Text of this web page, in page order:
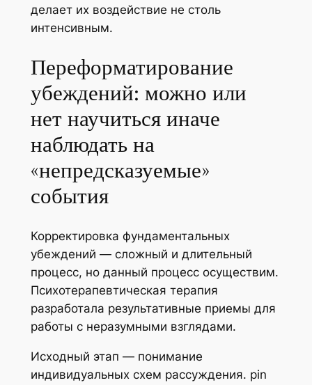
делает их воздействие не столь
интенсивным.
Переформатирование
убеждений: можно или
нет научиться иначе
наблюдать на
«непредсказуемые»
события
Корректировка фундаментальных
убеждений — сложный и длительный
процесс, но данный процесс осуществим.
Психотерапевтическая терапия
разработала результативные приемы для
работы с неразумными взглядами.
Исходный этап — понимание
индивидуальных схем рассуждения. pin